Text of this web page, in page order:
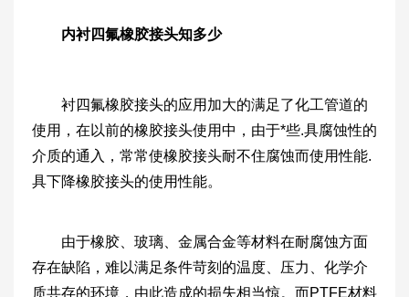
内衬四氟橡胶接头知多少
衬四氟橡胶接头的应用加大的满足了化工管道的
使用，在以前的橡胶接头使用中，由于*些.具腐蚀性的
介质的通入，常常使橡胶接头耐不住腐蚀而使用性能.
具下降橡胶接头的使用性能。
由于橡胶、玻璃、金属合金等材料在耐腐蚀方面
存在缺陷，难以满足条件苛刻的温度、压力、化学介
质共存的环境，由此造成的损失相当惊。而PTFE材料